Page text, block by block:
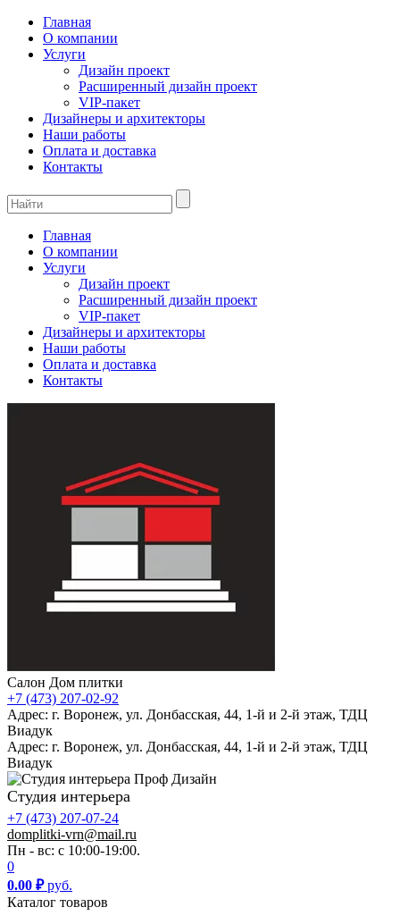
Главная
О компании
Услуги
Дизайн проект
Расширенный дизайн проект
VIP-пакет
Дизайнеры и архитекторы
Наши работы
Оплата и доставка
Контакты
Главная
О компании
Услуги
Дизайн проект
Расширенный дизайн проект
VIP-пакет
Дизайнеры и архитекторы
Наши работы
Оплата и доставка
Контакты
Салон Дом плитки
+7 (473) 207-02-92
Адрес: г. Воронеж, ул. Донбасская, 44, 1-й и 2-й этаж, ТДЦ
Виадук
Адрес: г. Воронеж, ул. Донбасская, 44, 1-й и 2-й этаж, ТДЦ
Виадук
Студия интерьера
+7 (473) 207-07-24
domplitki-vrn@mail.ru
Пн - вс: с 10:00-19:00.
0
0.00 ₽руб.
Каталог товаров